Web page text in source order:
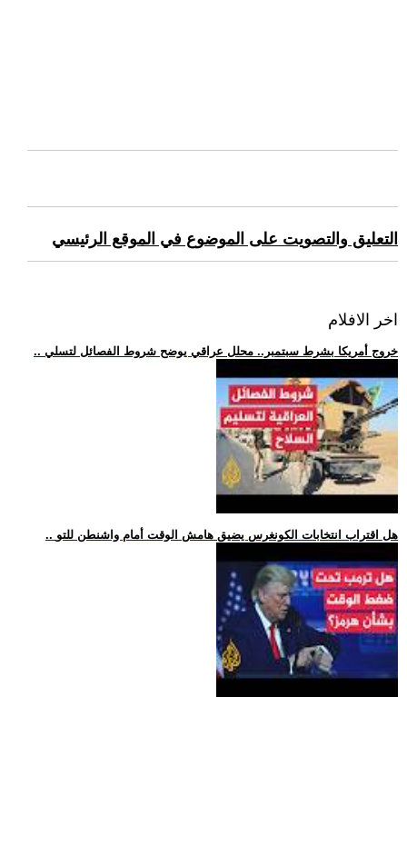
التعليق والتصويت على الموضوع في الموقع الرئيسي
اخر الافلام
.. خروج أمريكا بشرط سبتمبر.. محلل عراقي يوضح شروط الفصائل لتسلي
.. هل اقتراب انتخابات الكونغرس يضيق هامش الوقت أمام واشنطن للتو